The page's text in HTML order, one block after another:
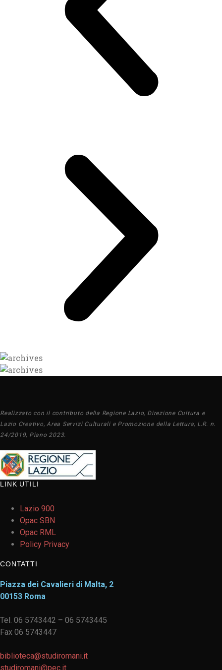
Realizzato con il contributo della Regione Lazio, Direzione Cultura e
Lazio Creativo, Area Servizi Culturali e Promozione della Lettura, L.R. n.
24/2019, Piano 2023.
LINK UTILI
Lazio 900
Opac SBN
Opac RML
Policy Privacy
CONTATTI
Piazza dei Cavalieri di Malta, 2
00153 Roma
Tel. 06 5743442 – 06 5743445
Fax 06 5743447
biblioteca@studiromani.it
studiromani@pec.it